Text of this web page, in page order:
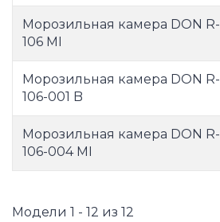
Морозильная камера DON R-
106 MI
Морозильная камера DON R-
106-001 B
Морозильная камера DON R-
106-004 MI
Модели 1 - 12 из 12